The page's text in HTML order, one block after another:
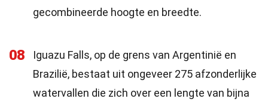
gecombineerde hoogte en breedte.
08
Iguazu Falls, op de grens van Argentinië en
Brazilië, bestaat uit ongeveer 275 afzonderlijke
watervallen die zich over een lengte van bijna